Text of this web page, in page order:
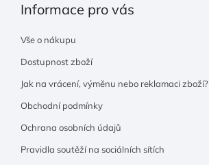
Informace pro vás
Vše o nákupu
Dostupnost zboží
Jak na vrácení, výměnu nebo reklamaci zboží?
Obchodní podmínky
Ochrana osobních údajů
Pravidla soutěží na sociálních sítích